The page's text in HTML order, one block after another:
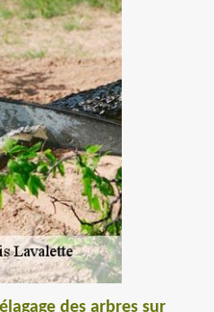
des arbres sur